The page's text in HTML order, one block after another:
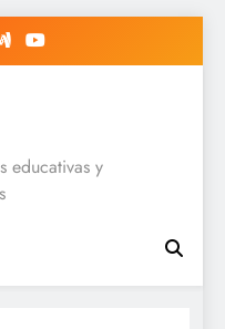
educativas y